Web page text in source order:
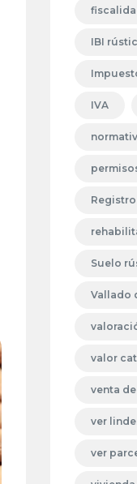
IBI
IVA
Suelo
Vallado
valor
venta
ver
ver